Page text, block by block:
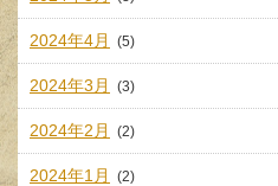
2024年4月 (5)
2024年3月 (3)
2024年2月 (2)
2024年1月 (2)